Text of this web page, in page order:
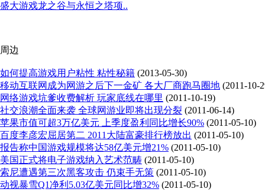
盛大游戏龙之谷与永恒之塔项..
周边
如何提高游戏用户粘性 粘性秘籍 (2013-05-30)
移动互联网成为网游之后下一金矿 各大厂商跑马圈地 (2011-10-
网络游戏坑爹收费解析 玩家底线在哪里 (2011-10-19)
社交浪潮全面来袭 全球网游业即将出现分裂 (2011-06-14)
苹果市值可超3万亿美元 上季度盈利同比增长90% (2011-05-10)
百度李彦宏屈居第二 2011大陆富豪排行榜放出 (2011-05-10)
报告称中国游戏规模将达58亿美元增21% (2011-05-10)
美国正式将电子游戏纳入艺术范畴 (2011-05-10)
索尼遭遇第三次黑客攻击 仍束手无策 (2011-05-10)
动视暴雪Q1净利5.03亿美元同比增32% (2011-05-10)